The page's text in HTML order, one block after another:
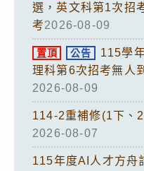
選，英文科第1次招
考2026-08-09
置頂 公告
115學
理科第6次招考無人
2026-08-09
114-2重補修(1下、
2026-08-07
115年度AI人才方舟